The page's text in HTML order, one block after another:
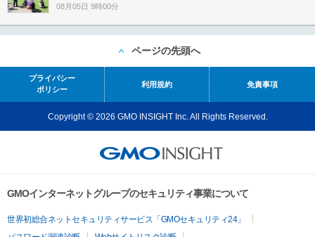
08月05日 9時00分
ページの先頭へ
プライバシー
ポリシー
利用規約 免責事項
Copyright © 2026 GMO INSIGHT Inc. All Rights Reserved.
GMOインターネットグループのセキュリティ事業について
世界初総合ネットセキュリティサービス「GMOセキュリティ24」